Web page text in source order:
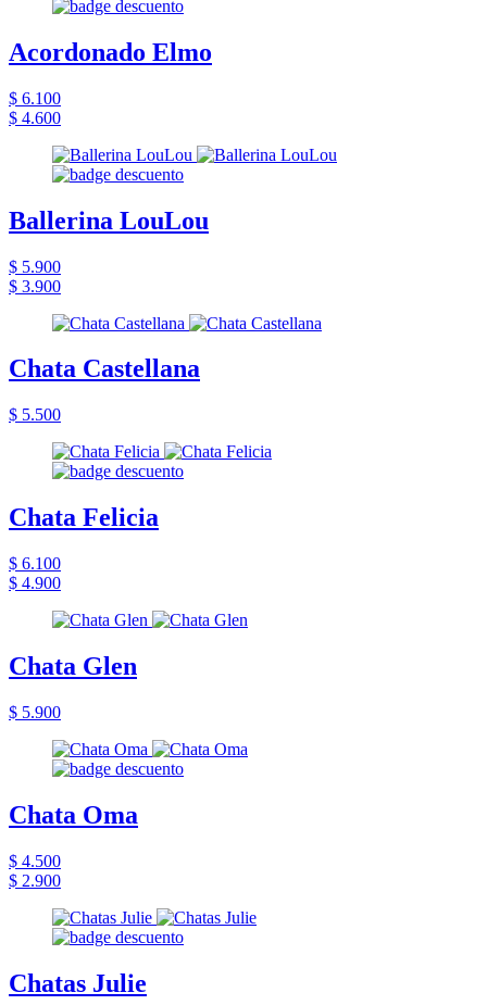
Acordonado Elmo
$ 6.100
$ 4.600
Ballerina LouLou
$ 5.900
$ 3.900
Chata Castellana
$ 5.500
Chata Felicia
$ 6.100
$ 4.900
Chata Glen
$ 5.900
Chata Oma
$ 4.500
$ 2.900
Chatas Julie